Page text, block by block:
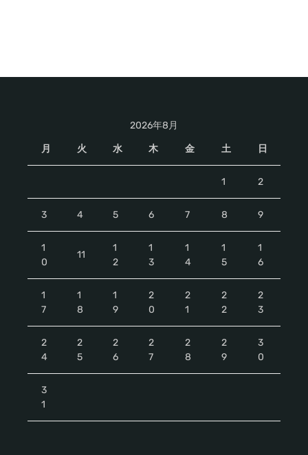
2026年8月
月
火 水 木 金 土 日
1 2
3 4 5 6 7 8 9
1
0
11
1
2
1
3
1
4
1
5
1
6
1
7
1
8
1
9
2
0
2
1
2
2
2
3
2
4
2
5
2
6
2
7
2
8
2
9
3
0
3
1